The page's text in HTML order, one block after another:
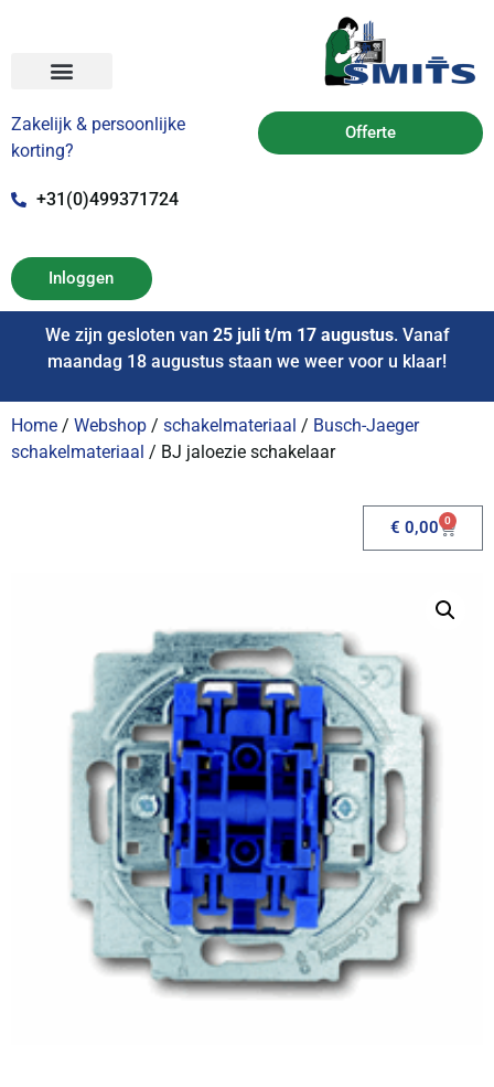
Zakelijk & persoonlijke
korting?
+31(0)499371724
Offerte
Inloggen
We zijn gesloten van 25 juli t/m 17 augustus. Vanaf
maandag 18 augustus staan we weer voor u klaar!
Home / Webshop / schakelmateriaal / Busch-Jaeger
schakelmateriaal / BJ jaloezie schakelaar
€ 0,00 0